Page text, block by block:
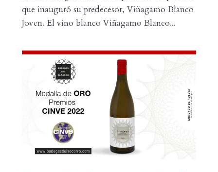
que inauguró su predecesor, Viñagamo Blanco
Joven. El vino blanco Viñagamo Blanco...